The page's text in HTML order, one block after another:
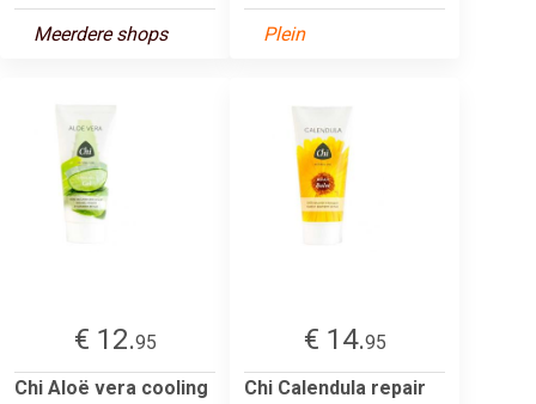
Meerdere shops Plein
€ 12.95
Chi Aloë vera cooling
€ 14.95
Chi Calendula repair